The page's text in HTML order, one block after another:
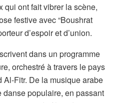
qui ont fait vibrer la scène,
festive avec “Boushrat
d’espoir et d’union.
dans un programme
orchestré à travers le pays
Al-Fitr. De la musique arabe
danse populaire, en passant